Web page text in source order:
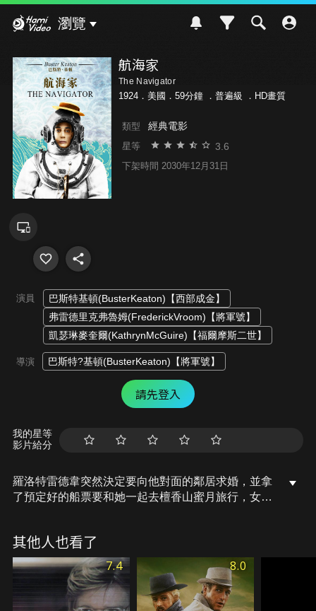
瀏覽
航海家
The Navigator
1924．美國．59分鐘 ． 普遍級 ．HD畫質
類型 經典電影
星等 3.6
下架時間 2030年12月31日
演員
巴斯特基頓(BusterKeaton)【西部成金】
弗雷德里克弗魯姆(FrederickVroom)【將軍號】
凱瑟琳麥奎爾(KathrynMcGuire)【福爾摩斯二世】
導演 巴斯特?基頓(BusterKeaton)【將軍號】
請先登入
我的星等
影片給分
羅洛特雷德韋突然決定要向他對面的鄰居求婚，並拿
了預定好的船票要和她一起去檀香山蜜月旅行，女孩
慢漂到太平洋，不知情的兩個人在船上展開了幾週的
生活，途中還遇食人族並被俘虜，兩人究竟會被吃掉
或得到救援呢？
其他人也看了
7.4 8.0